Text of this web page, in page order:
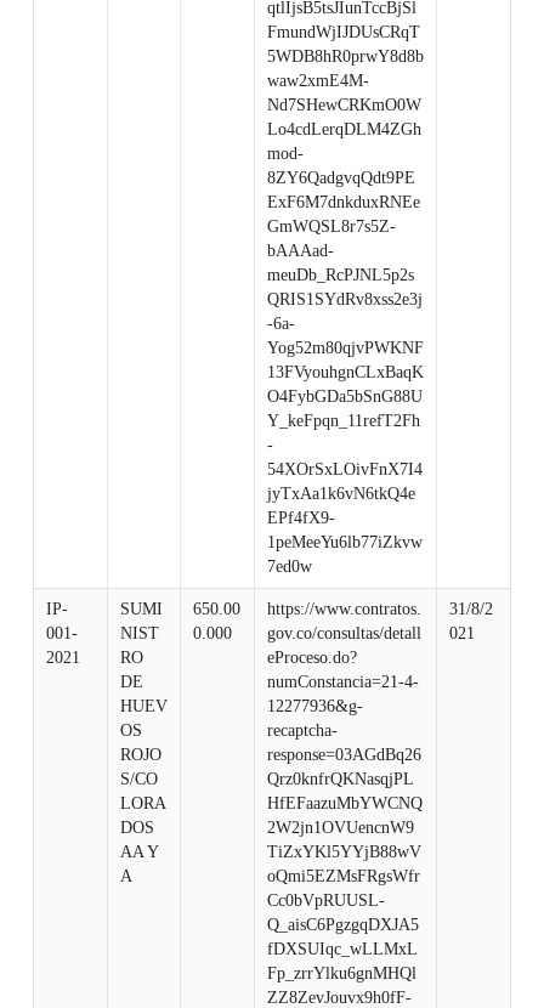
qtlIjsB5tsJIunTccBjSl
FmundWjIJDUsCRqT
5WDB8hR0prwY8d8b
waw2xmE4M-
Nd7SHewCRKmO0W
Lo4cdLerqDLM4ZGh
mod-
8ZY6QadgvqQdt9PE
ExF6M7dnkduxRNEe
GmWQSL8r7s5Z-
bAAAad-
meuDb_RcPJNL5p2s
QRIS1SYdRv8xss2e3j
-6a-
Yog52m80qjvPWKNF
13FVyouhgnCLxBaqK
O4FybGDa5bSnG88U
Y_keFpqn_11refT2Fh
-
54XOrSxLOivFnX7I4
jyTxAa1k6vN6tkQ4e
EPf4fX9-
1peMeeYu6lb77iZkvw
7ed0w
IP-
001-
2021
SUMI
NIST
RO
DE
HUEV
OS
ROJO
S/CO
LORA
DOS
AA Y
A
650.00
0.000
https://www.contratos.
gov.co/consultas/detall
eProceso.do?
numConstancia=21-4-
12277936&g-
recaptcha-
response=03AGdBq26
Qrz0knfrQKNasqjPL
HfEFaazuMbYWCNQ
2W2jn1OVUencnW9
TiZxYKl5YYjB88wV
oQmi5EZMsFRgsWfr
Cc0bVpRUUSL-
Q_aisC6PgzgqDXJA5
fDXSUIqc_wLLMxL
Fp_zrrYlku6gnMHQl
ZZ8ZevJouvx9h0fF-
31/8/2
021